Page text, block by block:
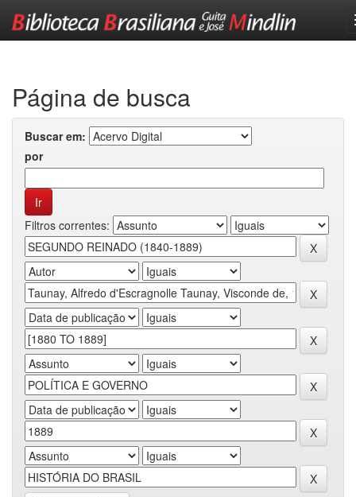
Página de busca
Buscar em:
por
Filtros correntes: